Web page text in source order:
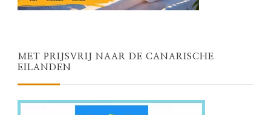
MET PRIJSVRIJ NAAR DE CANARISCHE
EILANDEN